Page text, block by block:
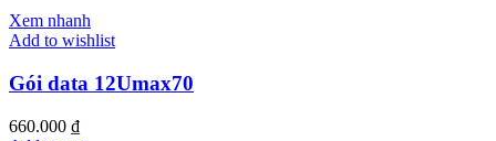
Xem nhanh
Add to wishlist
Gói data 12Umax70
660.000 ₫